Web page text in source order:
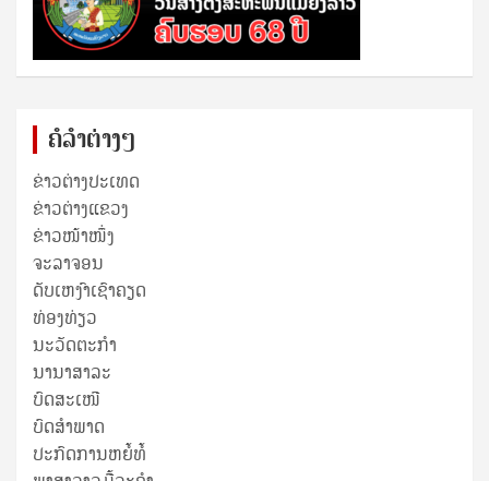
ຄໍລຳຕ່າງໆ
ຂ່າວຕ່າງປະເທດ
ຂ່າວ​ຕ່າງ​ແຂວງ
ຂ່າວໜ້າໜຶ່ງ
ຈະລາຈອນ
ດັບເຫງົາເຊົາຄຽດ
ທ່ອງທ່ຽວ
ນະວັດຕະກໍາ
ນານາສາລະ
ບົດສະເໜີ
ບົດສໍາພາດ
ປະກົດການຫຍໍ້ທໍ້